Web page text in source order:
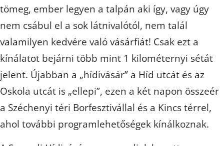
tömeg, ember legyen a talpán aki így, vagy úgy
nem csábul el a sok látnivalótól, nem talál
valamilyen kedvére való vásárfiát! Csak ezt a
kínálatot bejárni több mint 1 kilométernyi sétát
jelent. Újabban a „hídivásár” a Híd utcát és az
Oskola utcát is „ellepi”, ezen a két napon összeér
a Széchenyi téri Borfesztivállal és a Kincs térrel,
ahol további programlehetőségek kínálkoznak.